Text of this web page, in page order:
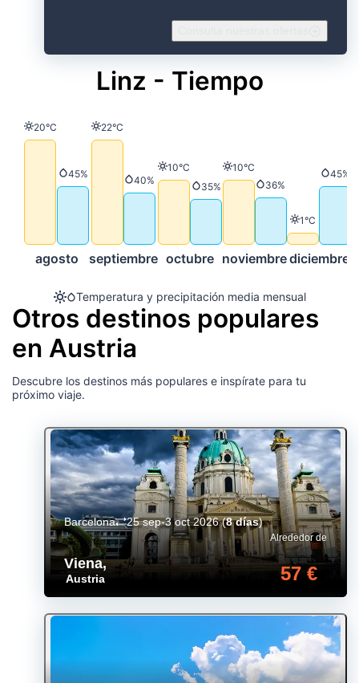
Linz - Tiempo
Temperatura y precipitación media mensual
agosto
Temperatura
20°C
Precipitación
45%
septiembre
Temperatura
22°C
Precipitación
40%
octubre
Temperatura
10°C
Precipitación
35%
noviembre
Temperatura
10°C
Precipitación
36%
diciembre
Temperatura
1°C
45%
Otros destinos populares
en Austria
Descubre los destinos más populares e inspírate para tu
próximo viaje.
Viena,
Austria
Alrededor de
57 €
Barcelona 25 sep-3 oct 2026(8 días)